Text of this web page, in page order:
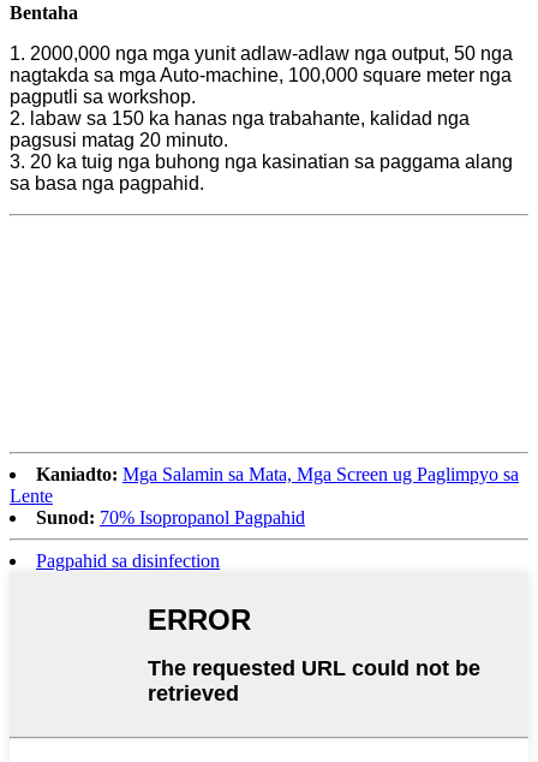
Bentaha
1. 2000,000 nga mga yunit adlaw-adlaw nga output, 50 nga
nagtakda sa mga Auto-machine, 100,000 square meter nga
pagputli sa workshop.
2. labaw sa 150 ka hanas nga trabahante, kalidad nga
pagsusi matag 20 minuto.
3. 20 ka tuig nga buhong nga kasinatian sa paggama alang
sa basa nga pagpahid.
Kaniadto: Mga Salamin sa Mata, Mga Screen ug Paglimpyo sa
Lente
Sunod: 70% Isopropanol Pagpahid
Pagpahid sa disinfection